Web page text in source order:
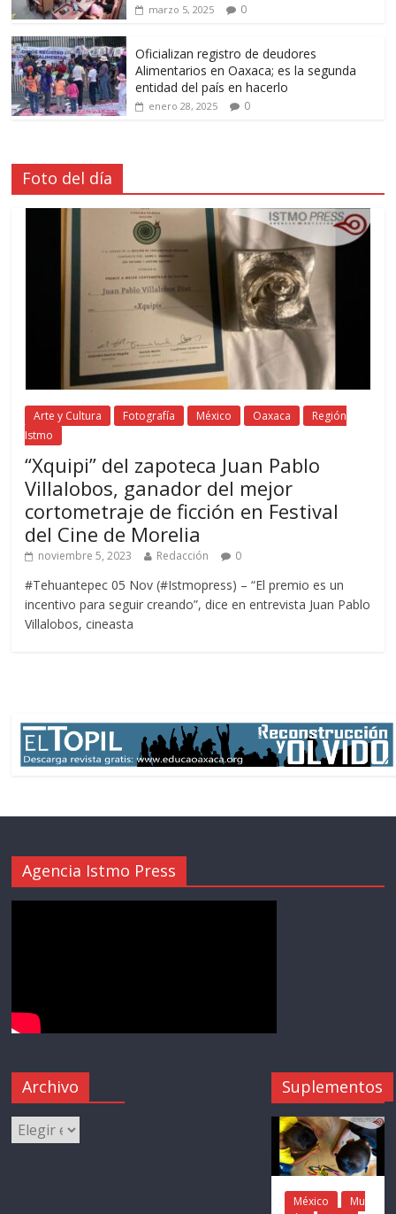
marzo 5, 2025 0
Oficializan registro de deudores
Alimentarios en Oaxaca; es la segunda
entidad del país en hacerlo
enero 28, 2025 0
Foto del día
Arte y Cultura Fotografía México Oaxaca
Región
Istmo
“Xquipi” del zapoteca Juan Pablo
Villalobos, ganador del mejor
cortometraje de ficción en Festival
del Cine de Morelia
noviembre 5, 2023 Redacción 0
#Tehuantepec 05 Nov (#Istmopress) – “El premio es un
incentivo para seguir creando”, dice en entrevista Juan Pablo
Villalobos, cineasta
Agencia Istmo Press
Archivo Suplementos
México
Mu